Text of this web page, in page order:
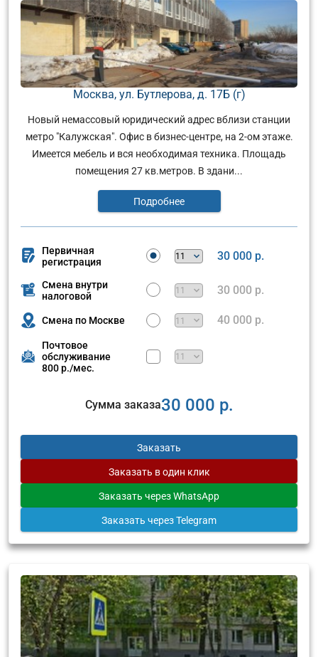
Москва, ул. Бутлерова, д. 17Б (г)
Новый немассовый юридический адрес вблизи станции
метро "Калужская". Офис в бизнес-центре, на 2-ом этаже.
Имеется мебель и вся необходимая техника. Площадь
помещения 27 кв.метров. В здани...
Подробнее
Первичная
регистрация
30 000 р.
Смена внутри
налоговой
30 000 р.
Смена по Москве 40 000 р.
Почтовое
обслуживание
800 р./мес.
Сумма заказа30 000 р.
Заказать
Заказать в один клик
Заказать через WhatsApp
Заказать через Telegram